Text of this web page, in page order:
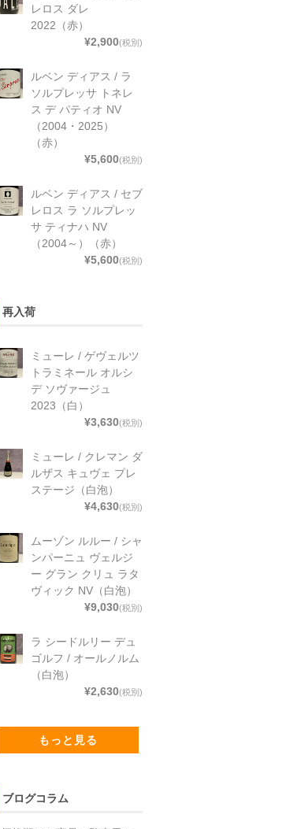
レロス ダレ
2022（赤）
¥2,900(税別)
ルベン ディアス / ラ
ソルプレッサ トネレ
ス デ パティオ NV
（2004・2025）
（赤）
¥5,600(税別)
ルベン ディアス / セブ
レロス ラ ソルプレッ
サ ティナハ NV
（2004～）（赤）
¥5,600(税別)
再入荷
ミューレ / ゲヴェルツ
トラミネール オルシ
デ ソヴァージュ
2023（白）
¥3,630(税別)
ミューレ / クレマン ダ
ルザス キュヴェ プレ
ステージ（白泡）
¥4,630(税別)
ムーゾン ルルー / シャ
ンパーニュ ヴェルジ
ー グラン クリュ ラタ
ヴィック NV（白泡）
¥9,030(税別)
ラ シードルリー デュ
ゴルフ / オールノルム
（白泡）
¥2,630(税別)
もっと見る
ブログコラム